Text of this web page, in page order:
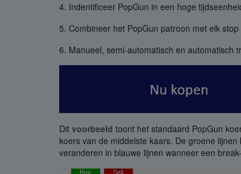
4. Indentificeer PopGun in een hoge
5. Combineer het PopGun patroon met elk
6. Manueel, semi-automatisch en automatisch
Dit voorbeeld toont het standaard PopGun
koers van de middelste kaars. De groene
veranderen in blauwe lijnen wanneer een